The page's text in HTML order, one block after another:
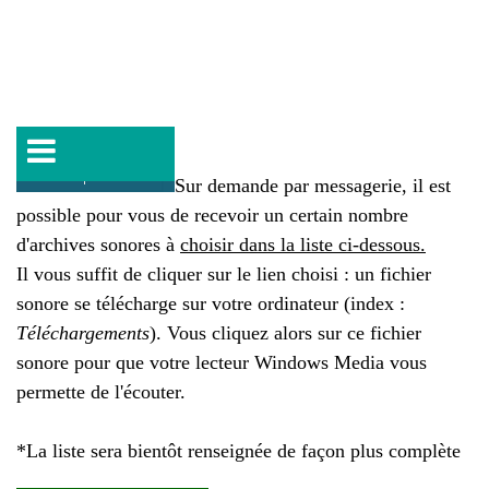
Sur demande par messagerie, il est
possible pour vous de recevoir un certain nombre
d'archives sonores à choisir dans la liste ci-dessous.
Il vous suffit de cliquer sur le lien choisi : un fichier
sonore se télécharge sur votre ordinateur (index :
Téléchargements). Vous cliquez alors sur ce fichier
sonore pour que votre lecteur Windows Media vous
permette de l'écouter.
*La liste sera bientôt renseignée de façon plus complète